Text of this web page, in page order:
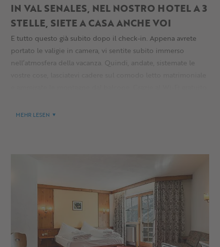
IN VAL SENALES, NEL NOSTRO HOTEL A 3
STELLE, SIETE A CASA ANCHE VOI
E tutto questo già subito dopo il check-in. Appena avrete
portato le valigie in camera, vi sentite subito immerso
nell’atmosfera della vacanza. Quindi, andate, sistemate le
con gli amici. Ma la stanza non vi terrà a lungo fermo – la
MEHR LESEN